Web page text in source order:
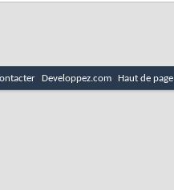
Developpez.com Haut de page